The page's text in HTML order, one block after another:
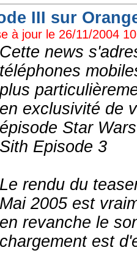
III sur
à jour le 26/11/2004
Cette news
téléphones
plus
en exclusivité de
épisode Star
Sith Episode 3
Le rendu du
Mai 2005 est
en revanche le
chargement est